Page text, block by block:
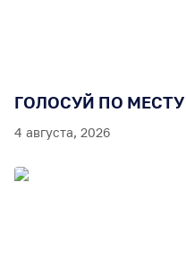
ГОЛОСУЙ ПО
4 августа, 2026